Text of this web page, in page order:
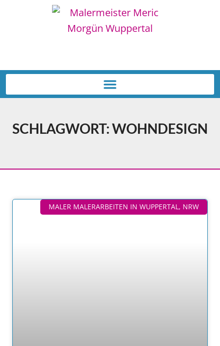
SCHLAGWORT: WOHNDESIGN
MALER MALERARBEITEN IN WUPPERTAL, NRW